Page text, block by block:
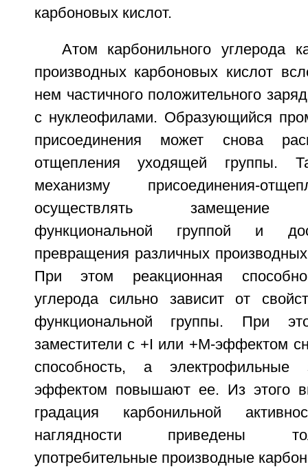
карбоновых кислот.
Атом карбонильного углерода
производных карбоновых кислот
нем частичного положительного
с нуклеофилами. Образующийся
присоединения может снова
отщепления уходящей группы.
механизму присоединения-
осуществлять замещение
функциональной группой и
превращения различных
При этом реакционная
углерода сильно зависит от
функциональной группы. При
заместители с +I или +M-эффектом
способность, а
эффектом повышают ее. Из этого
градация карбонильной
наглядности приведены
употребительные производные